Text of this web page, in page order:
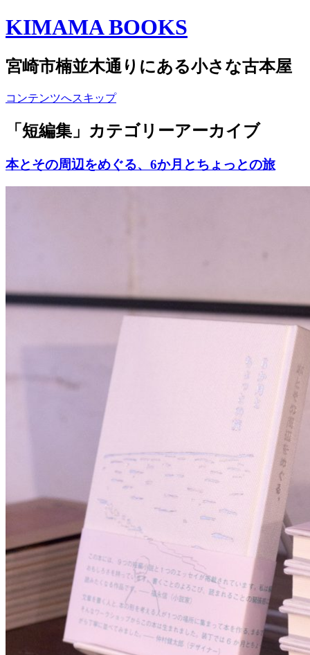
KIMAMA BOOKS
宮崎市楠並木通りにある小さな古本屋
コンテンツへスキップ
「 短編集 」カテゴリーアーカイブ
本とその周辺をめぐる、6か月とちょっとの旅